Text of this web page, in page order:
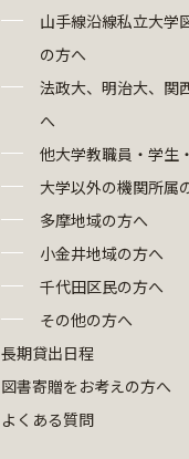
山手線沿線私立大学
の方へ
法政大、明治大、関
へ
他大学教職員・学生
大学以外の機関所属
多摩地域の方へ
小金井地域の方へ
千代田区民の方へ
その他の方へ
長期貸出日程
図書寄贈をお考えの方へ
よくある質問